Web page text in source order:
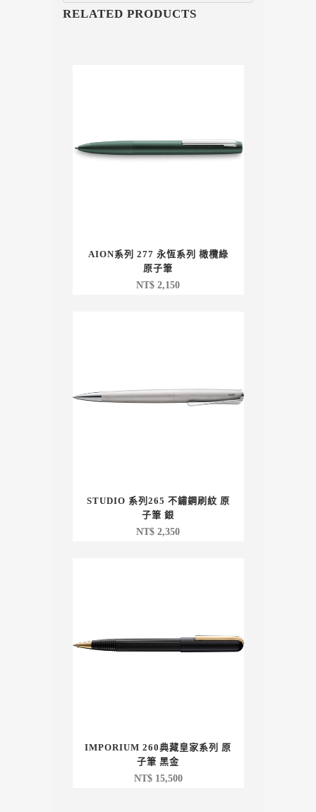
RELATED PRODUCTS
AION系列 277 永恆系列 橄欖綠
原子筆
NT$ 2,150
STUDIO 系列265 不鏽鋼刷紋 原
子筆 銀
NT$ 2,350
IMPORIUM 260典藏皇家系列 原
子筆 黑金
NT$15,500